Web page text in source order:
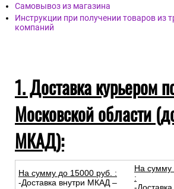
Самовывоз из магазина
Инструкции при получении товаров из
компаний
1. Доставка курьером
Московской области
МКАД):
На сумму до 15000 руб. :
-Доставка внутри МКАД –
На сумму
: